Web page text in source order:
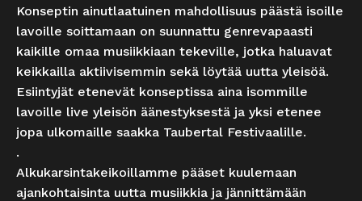
Konseptin ainutlaatuinen mahdollisuus päästä isoille
lavoille soittamaan on suunnattu genrevapaasti
kaikille omaa musiikkiaan tekeville, jotka haluavat
keikkailla aktiivisemmin sekä löytää uutta yleisöä.
Esiintyjät etenevät konseptissa aina isommille
lavoille live yleisön äänestyksestä ja yksi etenee
jopa ulkomaille saakka Taubertal Festivaalille.
.
Alkukarsintakeikoillamme pääset kuulemaan
ajankohtaisinta uutta musiikkia ja jännittämään